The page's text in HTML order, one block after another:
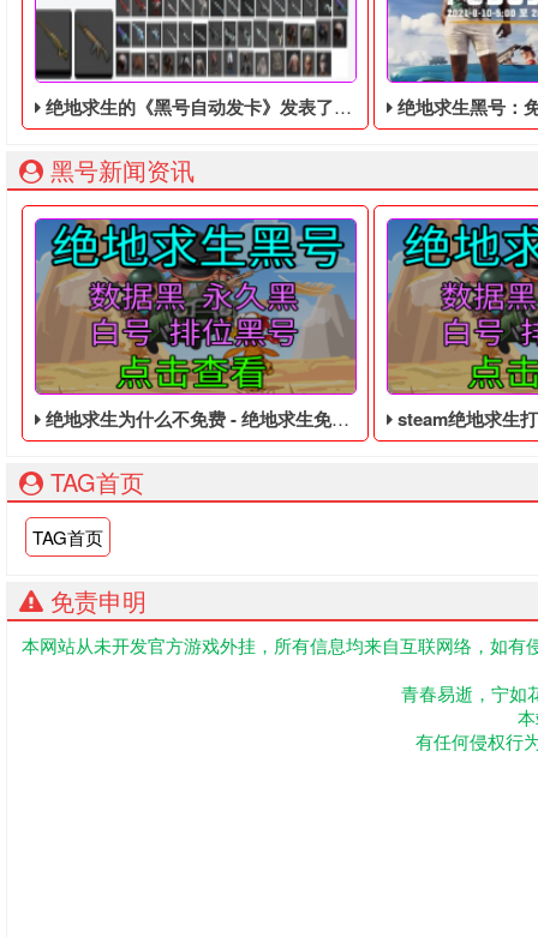
绝地求生黑号： 质保时间内找回换号！ 绝地求生白号： 四无
2036年，世界上
绝地求生的《黑号自动发卡》发表了新的游戏账号
绝地求生黑号自动发卡，绝地求生的《黑号自动发卡​》发表了
绝地求生黑号：免费周的到
不久前，绝地求
黑号新闻资讯
绝地求生为什么不免费 - 绝地求生免费的皮肤白号 steam绝地求生打折 -
TAG首页
TAG首页
免责申明
本网站从未开发官方游戏外挂，所有信息均来自互联网络，如
青春易逝，宁如
有任何侵权行